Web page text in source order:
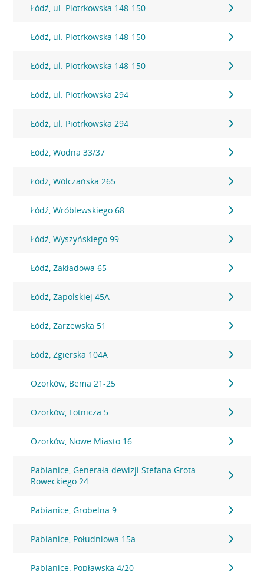
Łódź, ul. Piotrkowska 148-150
Łódź, ul. Piotrkowska 148-150
Łódź, ul. Piotrkowska 148-150
Łódź, ul. Piotrkowska 294
Łódź, ul. Piotrkowska 294
Łódź, Wodna 33/37
Łódź, Wólczańska 265
Łódź, Wróblewskiego 68
Łódź, Wyszyńskiego 99
Łódź, Zakładowa 65
Łódź, Zapolskiej 45A
Łódź, Zarzewska 51
Łódź, Zgierska 104A
Ozorków, Bema 21-25
Ozorków, Lotnicza 5
Ozorków, Nowe Miasto 16
Pabianice, Generała dewizji Stefana Grota
Roweckiego 24
Pabianice, Grobelna 9
Pabianice, Południowa 15a
Pabianice, Popławska 4/20